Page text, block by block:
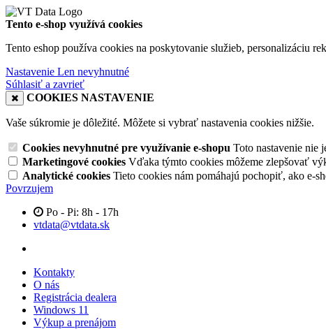
Tento e-shop využívá cookies
Tento eshop používa cookies na poskytovanie služieb, personalizáciu
Nastavenie Len nevyhnutné
Súhlasiť a zavrieť
COOKIES NASTAVENIE
Vaše súkromie je dôležité. Môžete si vybrať nastavenia cookies nižšie.
Cookies nevyhnutné pre využívanie e-shopu Toto nastavenie nie
Marketingové cookies Vďaka týmto cookies môžeme zlepšovať
Analytické cookies Tieto cookies nám pomáhajú pochopiť, ako e-
Povrzujem
Po - Pi: 8h - 17h
vtdata@vtdata.sk
Kontakty
O nás
Registrácia dealera
Windows 11
Výkup a prenájom